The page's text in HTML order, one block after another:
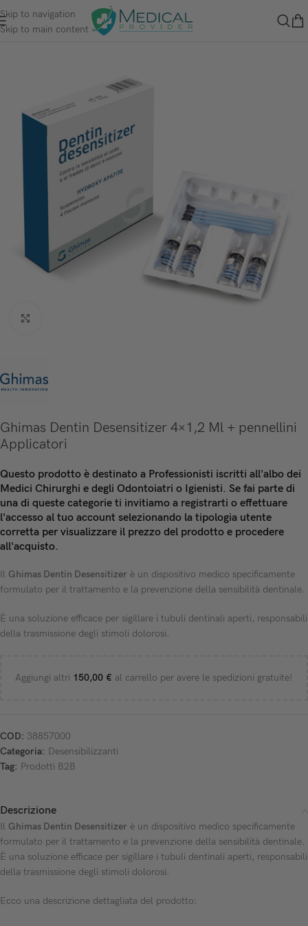
Skip to navigation
Skip to main content
Ghimas Dentin Desensitizer 4×1,2 Ml + pennellini
Applicatori
Questo prodotto è destinato a Professionisti iscritti all'albo dei
Medici Chirurghi e degli Odontoiatri o Igienisti. Se fai parte di
una di queste categorie ti invitiamo a registrarti o effettuare
l'accesso al tuo account selezionando la tipologia utente
corretta per visualizzare il prezzo del prodotto e procedere
all'acquisto.
Il Ghimas Dentin Desensitizer è un dispositivo medico specificamente
formulato per il trattamento e la prevenzione della sensibilità dentinale.
È una soluzione efficace per sigillare i tubuli dentinali aperti, responsabili
della trasmissione degli stimoli dolorosi.
Aggiungi altri 150,00 € al carrello per avere le spedizioni gratuite!
COD: 38857000
Categoria: Desensibilizzanti
Tag: Prodotti B2B
Descrizione
Il Ghimas Dentin Desensitizer è un dispositivo medico specificamente
formulato per il trattamento e la prevenzione della sensibilità dentinale.
È una soluzione efficace per sigillare i tubuli dentinali aperti, responsabili
della trasmissione degli stimoli dolorosi.
Ecco una descrizione dettagliata del prodotto: